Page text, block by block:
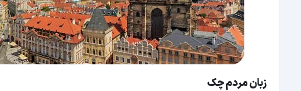
زبان مردم چک